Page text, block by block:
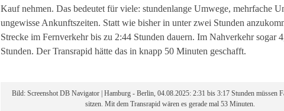
Kauf nehmen. Das bedeutet für viele: stundenlange Umwege, mehrfache
ungewisse Ankunftszeiten. Statt wie bisher in unter zwei Stunden
Strecke im Fernverkehr bis zu 2:44 Stunden dauern. Im Nahverkehr sogar
Stunden. Der Transrapid hätte das in knapp 50 Minuten geschafft.
Bild: Screenshot DB Navigator | Hamburg - Berlin, 04.08.2025: 2:31 bis 3:17 Stunden müssen
sitzen. Mit dem Transrapid wären es gerade mal 53 Minuten.